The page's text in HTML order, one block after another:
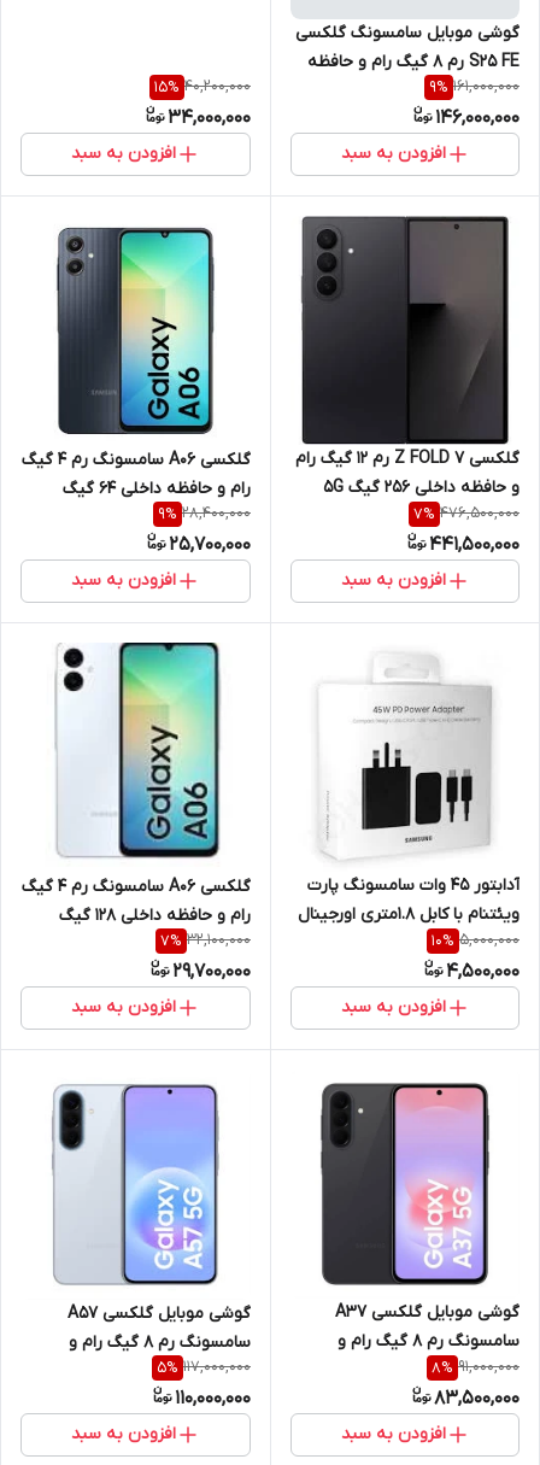
گوشی موبایل سامسونگ گلکسی
S25 FE رم 8 گیگ رام و حافظه
داخلی 256 گیگ 5G
161,000,000
9%
146,000,000
افزودن به سبد
40,200,000
15%
34,000,000
افزودن به سبد
گلکسی Z FOLD 7 رم 12 گیگ رام
و حافظه داخلی 256 گیگ 5G
476,500,000
7%
441,500,000
افزودن به سبد
گلکسی A06 سامسونگ رم 4 گیگ
رام و حافظه داخلی 64 گیگ
28,400,000
9%
25,700,000
افزودن به سبد
آدابتور 45 وات سامسونگ پارت
ویئتنام با کابل 1.8متری اورجینال
5,000,000
10%
4,500,000
افزودن به سبد
گلکسی A06 سامسونگ رم 4 گیگ
رام و حافظه داخلی 128 گیگ
32,100,000
7%
29,700,000
افزودن به سبد
گوشی موبایل گلکسی A37
سامسونگ رم 8 گیگ رام و
حافظه داخلی 256 گیگ 5G
91,000,000
8%
83,500,000
افزودن به سبد
گوشی موبایل گلکسی A57
سامسونگ رم 8 گیگ رام و
حافظه داخلی 256 گیگ 5G
117,000,000
5%
110,000,000
افزودن به سبد